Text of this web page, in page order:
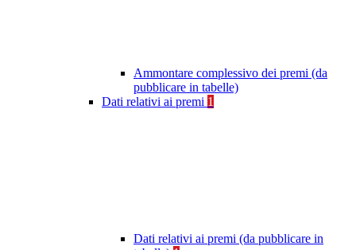
Ammontare complessivo dei premi (da
pubblicare in tabelle)
Dati relativi ai premi 1
Dati relativi ai premi (da pubblicare in